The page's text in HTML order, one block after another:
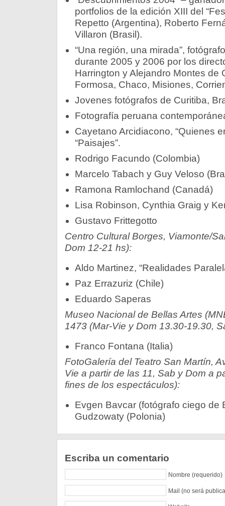
portfolios de la edición XIII del
Repetto (Argentina), Roberto
Villaron (Brasil).
“Una región, una mirada”,
durante 2005 y 2006 por los
Harrington y Alejandro Montes de
Formosa, Chaco, Misiones,
Jovenes fotógrafos de Curitiba,
Fotografía peruana
Cayetano Arcidiacono, “Quienes
“Paisajes”.
Rodrigo Facundo (Colombia)
Marcelo Tabach y Guy Veloso
Ramona Ramlochand (Canadá)
Lisa Robinson, Cynthia Graig y
Gustavo Frittegotto
Centro Cultural Borges, Viamonte/
Dom 12-21 hs):
Aldo Martinez, “Realidades
Paz Errazuriz (Chile)
Eduardo Saperas
Museo Nacional de Bellas Artes
1473 (Mar-Vie y Dom 13.30-19.30,
Franco Fontana (Italia)
FotoGalería del Teatro San Martín,
Vie a partir de las 11, Sab y Dom a
fines de los espectáculos):
Evgen Bavcar (fotógrafo ciego de
Gudzowaty (Polonia)
Escriba un comentario
Nombre (requerido)
Mail (no será